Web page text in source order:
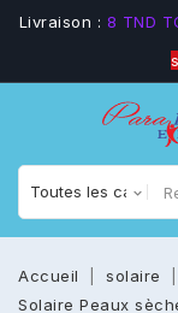
Livraison : 8 TND
Accueil solaire
Solaire Peaux